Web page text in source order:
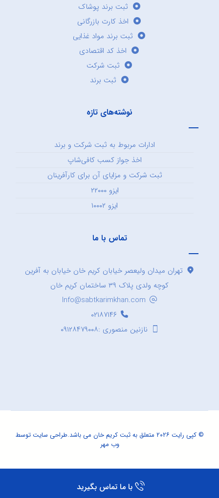
ثبت برند پوشاک
اخذ کارت بازرگانی
ثبت برند مواد غذایی
اخذ کد اقتصادی
ثبت شرکت
ثبت برند
نوشته‌های تازه
ادارات مربوط به ثبت شرکت و برند
اخذ جواز کسب کافی‌شاپ
ثبت شرکت و مزایای آن برای کارآفرینان
ایزو ۲۲۰۰۰
ایزو ۱۰۰۰۲
تماس با ما
تهران میدان ولیعصر خیابان کریم خان خیابان به آفرین
کوچه ولدی پلاک ۳۹ ساختمان کریم خان
Info@sabtkarimkhan.com
۰۲۱۸۷۱۴۶
نازنین منصوری :۰۹۱۲۸۴۷۹۰۰۸
© کپی رایت ۲۰۲۶ متعلق به ثبت کریم خان می باشد. طراحی سایتتوسط
وب مهر
با ما تماس بگیرید